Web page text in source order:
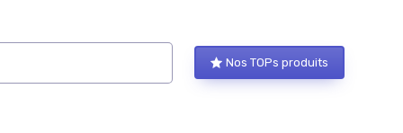
Nos TOPs produits